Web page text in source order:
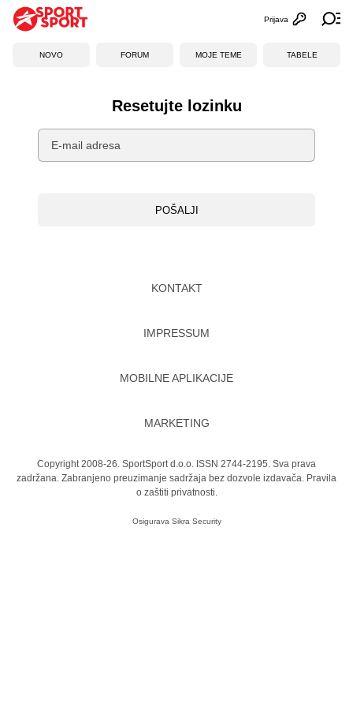
Otvori
Prijava
NOVO FORUM MOJE TEME TABELE
Resetujte lozinku
E-mail adresa
POŠALJI
KONTAKT
IMPRESSUM
MOBILNE APLIKACIJE
MARKETING
Copyright 2008-26. SportSport d.o.o. ISSN 2744-2195. Sva prava
zadržana. Zabranjeno preuzimanje sadržaja bez dozvole izdavača. Pravila
o zaštiti privatnosti.
Osigurava Sikra Security